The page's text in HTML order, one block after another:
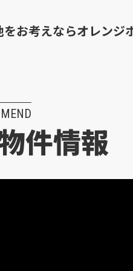
お考えならオレンジ
件情報